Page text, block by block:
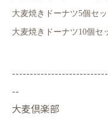
大麦焼きドーナツ5個
大麦焼きドーナツ10個
--
大麦倶楽部